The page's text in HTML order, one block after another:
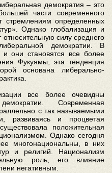
демократия – это
части современного
стремлениям определенных
Однако глобализация и
силу среднего
демократии. В
и они становятся все более
Фукуямы, эта тенденция
основана либерально-
все более очевидны
Современная
с так называемыми
развиваясь и процветая
положительная
Однако сегодня
многонациональны, в них
и религий. Национализм
роль, его влияние
негативным.